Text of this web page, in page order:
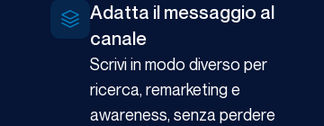
Adatta il messaggio al
canale
Scrivi in modo diverso per
ricerca, remarketing e
awareness, senza perdere